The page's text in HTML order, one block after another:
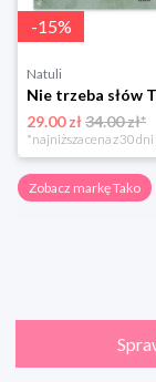
-15%
Natuli
Nie trzeba słów
29.00 zł34.00 zł*
Zobacz markę Tako